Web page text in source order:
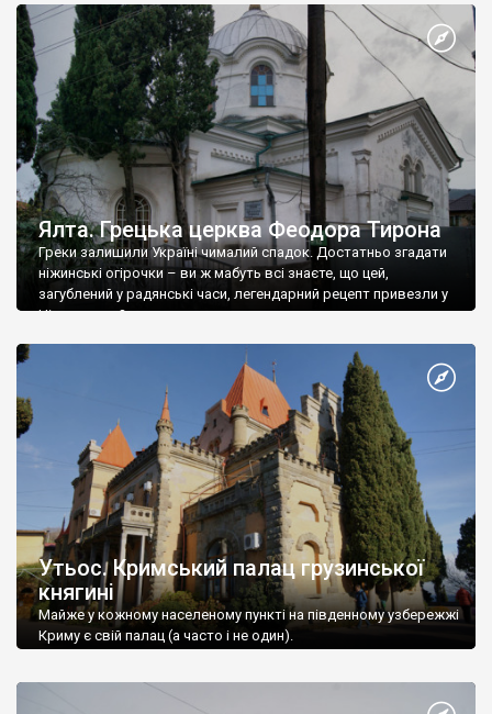
Ялта. Грецька церква Феодора Тирона
Греки залишили Україні чималий спадок. Достатньо згадати
ніжинські огірочки – ви ж мабуть всі знаєте, що цей,
загублений у радянські часи, легендарний рецепт привезли у
Ніжин греки?
Утьос. Кримський палац грузинської
княгині
Майже у кожному населеному пункті на південному узбережжі
Криму є свій палац (а часто і не один).